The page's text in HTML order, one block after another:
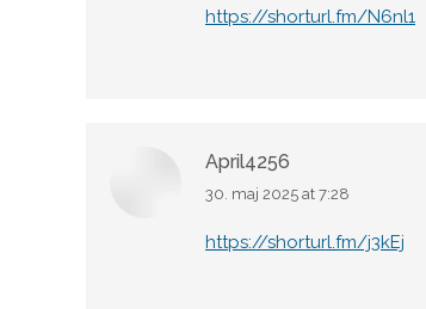
https://shorturl.fm/N6nl1
April4256
says:
30. maj 2025 at 7:28
https://shorturl.fm/j3kEj